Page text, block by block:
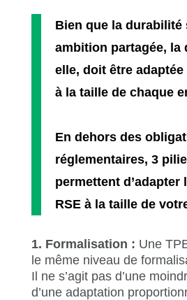
Bien que la durabilité
ambition partagée, la
elle, doit être
à la taille de chaque
En dehors des
réglementaires, 3
permettent d’adapter
RSE à la taille de
1. Formalisation : Une
le même niveau de
Il ne s’agit pas d’une
d’une adaptation